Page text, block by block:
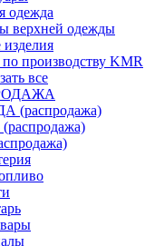
одежда
верхней одежды
производству KMR
все
(распродажа)